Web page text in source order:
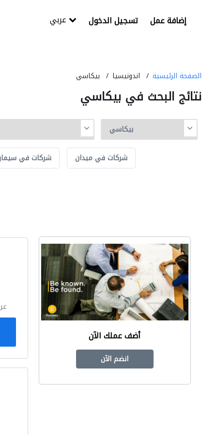
تسجيل الدخول إضافة عمل
الصفحة الرئيسية اندونيسيا بيكاسي
نتائج البحث في بيكاسي
شركات في شركات في ميدان
أضف عملك الآن
انضم الآن